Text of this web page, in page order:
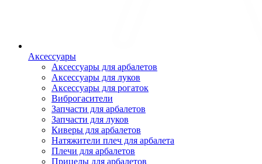
Аксессуары
Аксессуары для арбалетов
Аксессуары для луков
Аксессуары для рогаток
Виброгасители
Запчасти для арбалетов
Запчасти для луков
Киверы для арбалетов
Натяжители плеч для арбалета
Плечи для арбалетов
Прицелы для арбалетов